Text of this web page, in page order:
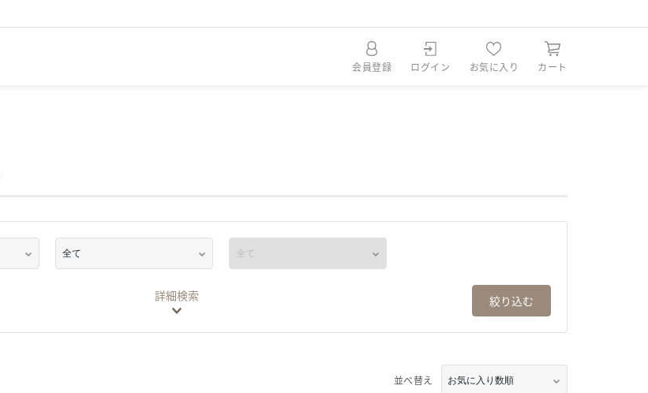
会員登録 ログイン お気に入り カート
詳細検索 絞り込む
並べ替え